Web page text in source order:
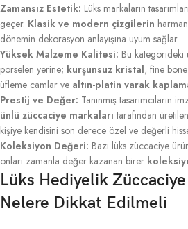
Zamansız Estetik: Lüks markaların
geçer. Klasik ve modern çizgilerin
dönemin dekorasyon anlayışına uyum sağlar.
Yüksek Malzeme Kalitesi: Bu kategorideki
porselen yerine; kurşunsuz kristal, fine
üfleme camlar ve altın-platin varak
Prestij ve Değer: Tanınmış tasarımcıların
ünlü züccaciye markaları tarafından
kişiye kendisini son derece özel ve değerli
Koleksiyon Değeri: Bazı lüks züccaciye
onları zamanla değer kazanan birer
Lüks Hediyelik
Nelere Dikkat Edilmeli